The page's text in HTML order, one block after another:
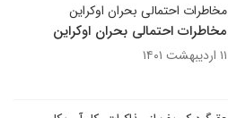
مخاطرات احتمالی بحران اوکراین
مخاطرات احتمالی بحران اوکراین
۱۱ اردیبهشت ۱۴۰۱